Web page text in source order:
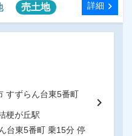
売土地 詳細 chevron_right
chevron_right
すずらん台東5番町
梗が丘駅
台東5番町 乗15分 停